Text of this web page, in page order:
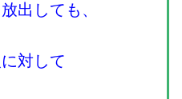
出しても、
対して